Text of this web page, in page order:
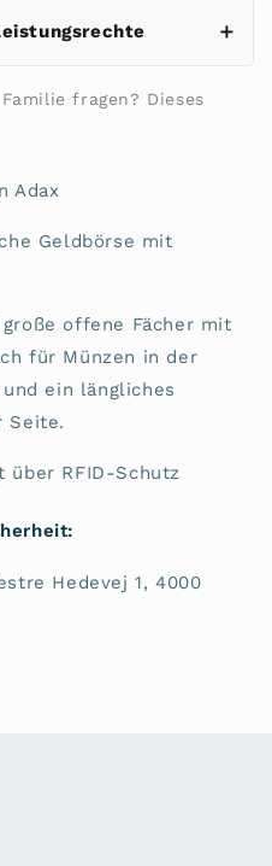
fragen? Dieses
Adax
Geldbörse mit
offene Fächer mit
für Münzen in der
ein längliches
Seite.
über RFID-Schutz
Hedevej 1, 4000